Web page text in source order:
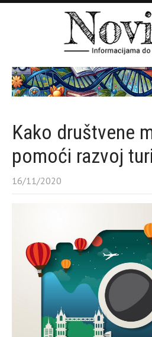
Kako društvene
pomoći razvoj
16/11/2020